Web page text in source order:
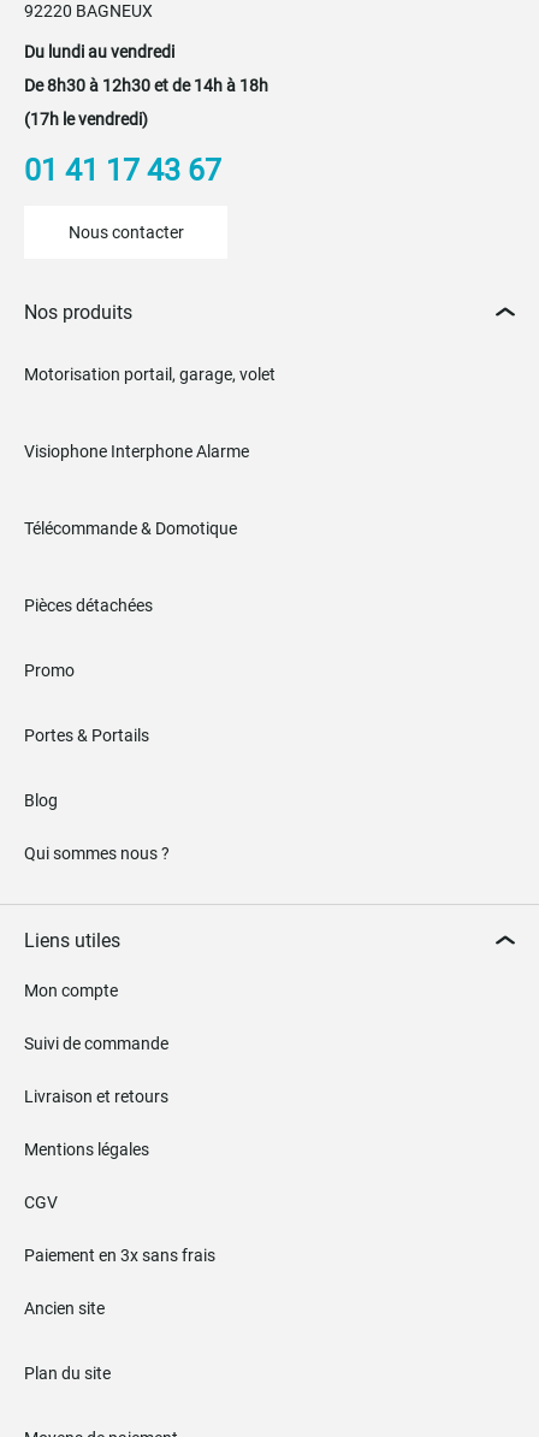
92220 BAGNEUX
Du lundi au vendredi
De 8h30 à 12h30 et de 14h à 18h
(17h le vendredi)
01 41 17 43 67
Nous contacter
Nos produits
Motorisation portail, garage, volet
Visiophone Interphone Alarme
Télécommande & Domotique
Pièces détachées
Promo
Portes & Portails
Blog
Qui sommes nous ?
Liens utiles
Mon compte
Suivi de commande
Livraison et retours
Mentions légales
CGV
Paiement en 3x sans frais
Ancien site
Plan du site